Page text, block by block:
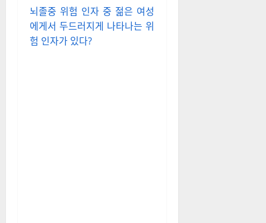
뇌졸중 위험 인자 중 젊은 여성
에게서 두드러지게 나타나는 위
험 인자가 있다?